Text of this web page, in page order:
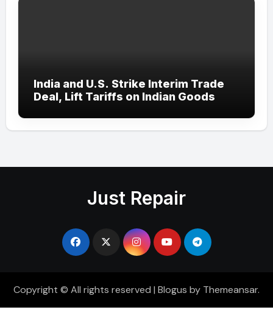
India and U.S. Strike Interim Trade
Deal, Lift Tariffs on Indian Goods
Just Repair
Copyright © All rights reserved | Blogus by Themeansar.